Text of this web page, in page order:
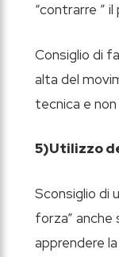
“contrarre ”
Consiglio di
alta del
tecnica e non
5)Utilizzo
Sconsiglio di
forza”
apprendere